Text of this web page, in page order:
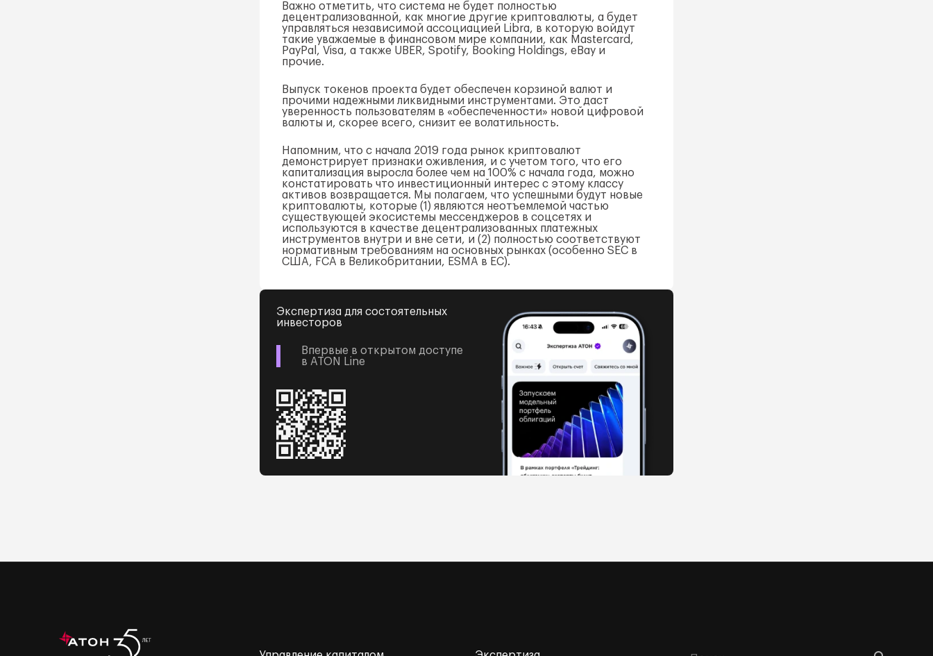
Важно отметить, что система не будет полностью
децентрализованной, как многие другие криптовалюты, а будет
управляться независимой ассоциацией Libra, в которую войдут
такие уважаемые в финансовом мире компании, как Mastercard,
PayPal, Visa, а также UBER, Spotify, Booking Holdings, eBay и
прочие.
Выпуск токенов проекта будет обеспечен корзиной валют и
прочими надежными ликвидными инструментами. Это даст
уверенность пользователям в «обеспеченности» новой цифровой
валюты и, скорее всего, снизит ее волатильность.
Напомним, что с начала 2019 года рынок криптовалют
демонстрирует признаки оживления, и с учетом того, что его
капитализация выросла более чем на 100% с начала года, можно
констатировать что инвестиционный интерес с этому классу
активов возвращается. Мы полагаем, что успешными будут новые
криптовалюты, которые (1) являются неотъемлемой частью
существующей экосистемы мессенджеров в соцсетях и
используются в качестве децентрализованных платежных
инструментов внутри и вне сети, и (2) полностью соответствуют
нормативным требованиям на основных рынках (особенно SEC в
США, FCA в Великобритании, ESMA в ЕС).
Экспертиза для состоятельных
инвесторов
Впервые в открытом доступе
в ATON Line